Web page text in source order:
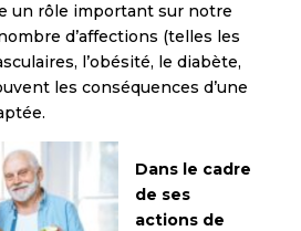
un rôle important sur notre
d’affections (telles les
l’obésité, le diabète,
les conséquences d’une
Dans le cadre
de ses
actions de